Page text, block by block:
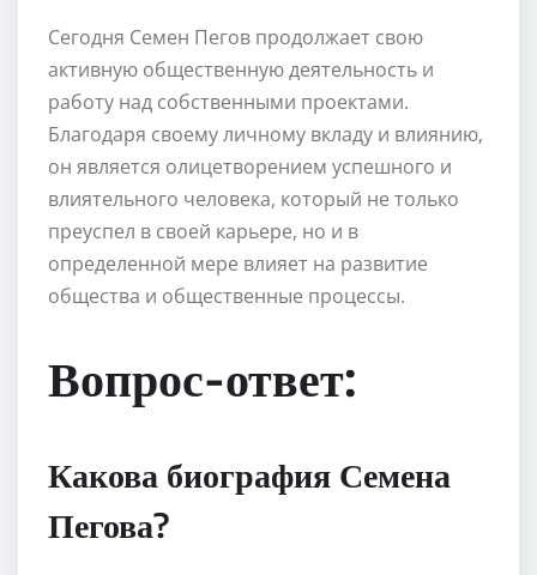
Сегодня Семен Пегов продолжает свою
активную общественную деятельность и
работу над собственными проектами.
Благодаря своему личному вкладу и влиянию,
он является олицетворением успешного и
влиятельного человека, который не только
преуспел в своей карьере, но и в
определенной мере влияет на развитие
общества и общественные процессы.
Вопрос-ответ:
Какова биография Семена
Пегова?